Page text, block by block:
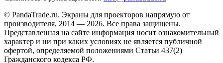
© PandaTrade.ru. Экраны для проекторов напрямую от
производителя, 2014 — 2026. Все права защищены.
Представленная на сайте информация носит ознакомительный
характер и ни при каких условиях не является публичной
офертой, определяемой положениями Статьи 437(2)
Гражданского кодекса РФ.